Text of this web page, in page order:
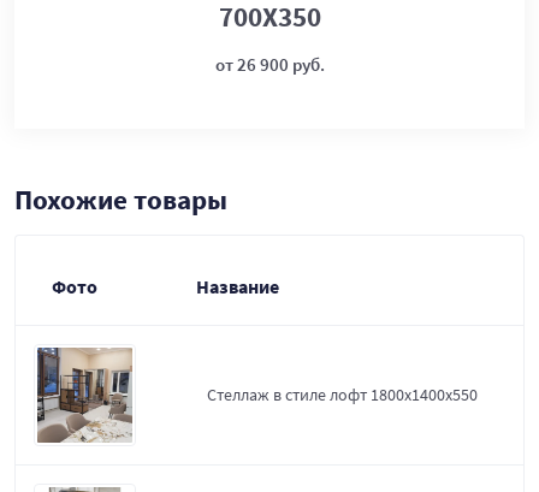
700Х350
от 26 900 руб.
Похожие товары
Фото Название
Стеллаж в стиле лофт 1800х1400х550